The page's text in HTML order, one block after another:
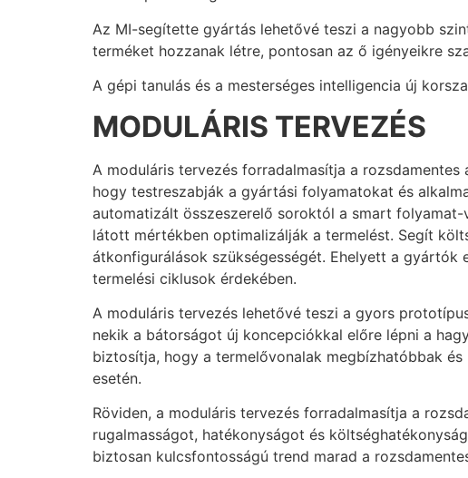
Az MI-segítette gyártás lehetővé teszi a nagyobb
terméket hozzanak létre, pontosan az ő igényeikre
A gépi tanulás és a mesterséges intelligencia új
MODULÁRIS TERVEZÉS
A moduláris tervezés forradalmasítja a
hogy testreszabják a gyártási folyamatokat és
automatizált összeszerelő soroktól a smart
látott mértékben optimalizálják a termelést. Segít
átkonfigurálások szükségességét. Ehelyett a gyártók
termelési ciklusok érdekében.
A moduláris tervezés lehetővé teszi a gyors
nekik a bátorságot új koncepciókkal előre lépni a
biztosítja, hogy a termelővonalak megbízhatóbbak
esetén.
Röviden, a moduláris tervezés forradalmasítja a
rugalmasságot, hatékonyságot és
biztosan kulcsfontosságú trend marad a